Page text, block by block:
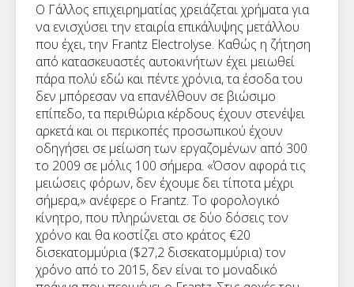
Ο Γάλλος επιχειρηματίας χρειάζεται χρήματα για
να ενισχύσει την εταιρία επικάλυψης μετάλλου
που έχει, την Frantz Electrolyse. Καθώς η ζήτηση
από κατασκευαστές αυτοκινήτων έχει μειωθεί
πάρα πολύ εδώ και πέντε χρόνια, τα έσοδα του
δεν μπόρεσαν να επανέλθουν σε βιώσιμο
επίπεδο, τα περιθώρια κέρδους έχουν στενέψει
αρκετά και οι περικοπές προσωπικού έχουν
οδηγήσει σε μείωση των εργαζομένων από 300
το 2009 σε μόλις 100 σήμερα. «Όσον αφορά τις
μειώσεις φόρων, δεν έχουμε δει τίποτα μέχρι
σήμερα,» ανέφερε ο Frantz. Το φορολογικό
κίνητρο, που πληρώνεται σε δύο δόσεις τον
χρόνο και θα κοστίζει στο κράτος €20
δισεκατομμύρια ($27,2 δισεκατομμύρια) τον
χρόνο από το 2015, δεν είναι το μοναδικό